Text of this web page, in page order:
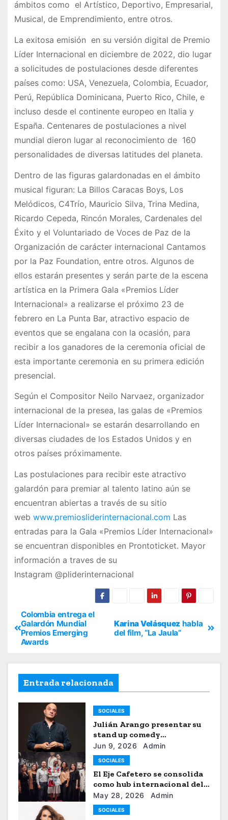
ámbitos como el Artístico, Deportivo, Empresarial,
Musical, de Emprendimiento, entre otros.
La exitosa emisión en su versión digital de Premio
Líder Internacional en diciembre de 2022, dio lugar
a solicitudes de postulaciones desde diferentes
países como: USA, Venezuela, Colombia, Ecuador,
Perú, República Dominicana, Puerto Rico, Chile, e
incluso desde el continente europeo en Italia y
España. Centenares de postulaciones a nivel
mundial dieron lugar al reconocimiento de 160
personalidades de diversas latitudes del planeta.
Dentro de las figuras galardonadas en el ámbito
musical figuran: La Billos Caracas Boys, Los
Melódicos, C4Trío, Mauricio Silva, Trina Medina,
Ricardo Cepeda, Rincón Morales, Cardenales del
Éxito y el Voluntariado de Voces de Paz de la
Organización de carácter internacional Cantamos
por la Paz Foundation, entre otros. Algunos de
ellos estarán presentes y serán parte de la escena
artística en la Primera Gala «Premios Líder
Internacional» a realizarse el próximo 23 de
febrero en La Punta Bar, atractivo espacio de
eventos que se engalana con la ocasión, para
recibir a los ganadores de la ceremonia oficial de
esta importante ceremonia en su primera edición
presencial.
Según el Compositor Neilo Narvaez, organizador
internacional de la presea, las galas de «Premios
Líder Internacional» se estarán desarrollando en
diversas ciudades de los Estados Unidos y en
otros países próximamente.
Las postulaciones para recibir este atractivo
galardón para premiar al talento latino aún se
encuentran abiertas a través de su sitio
web www.premiosliderinternacional.com Las
entradas para la Gala «Premios Líder Internacional»
se encuentran disponibles en Prontoticket. Mayor
información a traves de su
Instagram @pliderinternacional
Karina Velásquez habla
del film, “La Jaula”
Colombia entrega el
Galardón Mundial
Premios Emerging
Awards
Entrada relacionada
SOCIALES
Julián Arango presentar su
stand up comedy
“Julianchou”
Jun 9, 2026 Admin
SOCIALES
El Eje Cafetero se consolida
como hub internacional del
sistema moda
May 28, 2026 Admin
SOCIALES